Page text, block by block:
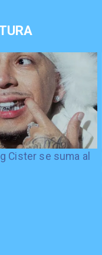
Cister se suma al